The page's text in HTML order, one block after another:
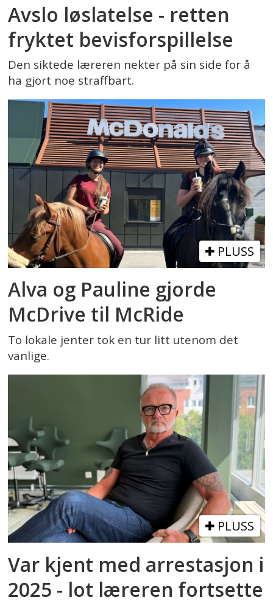
Avslo løslatelse - retten
fryktet bevisforspillelse
Den siktede læreren nekter på sin side for å
ha gjort noe straffbart.
PLUSS
Alva og Pauline gjorde
McDrive til McRide
To lokale jenter tok en tur litt utenom det
vanlige.
PLUSS
Var kjent med arrestasjon i
2025 - lot læreren fortsette